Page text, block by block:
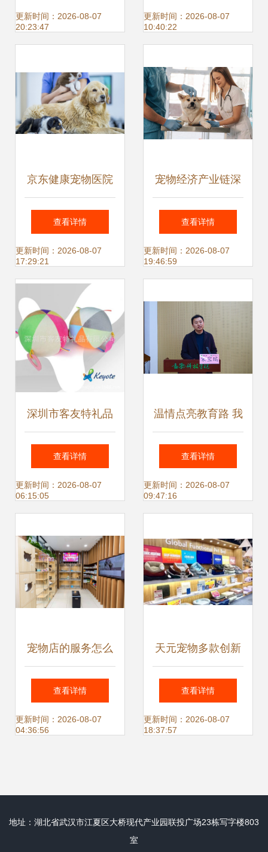
靠垫的源头工厂批
更新时间：2026-08-07
20:23:47
价免费送货服务
更新时间：2026-08-07
10:40:22
京东健康宠物医院
上线，携手奉贤打
造宠物经济新生态
查看详情
更新时间：2026-08-07
17:29:21
宠物经济产业链深
度解析 从食品到服
务的全场景机遇
查看详情
更新时间：2026-08-07
19:46:59
深圳市客友特礼品
专业填充棉玩具球
工厂供应，打造多
查看详情
更新时间：2026-08-07
06:15:05
温情点亮教育路 我
院举行2025年“心
粮宠物”企业奖学
式
查看详情
更新时间：2026-08-07
09:47:16
宠物店的服务怎么
才算得上极致？
查看详情
更新时间：2026-08-07
04:36:56
天元宠物多款创新
产品亮相广交会 加
速布局国际宠物服
查看详情
更新时间：2026-08-07
18:37:57
地址：湖北省武汉市江夏区大桥现代产业园联投广场23栋写字楼803
室